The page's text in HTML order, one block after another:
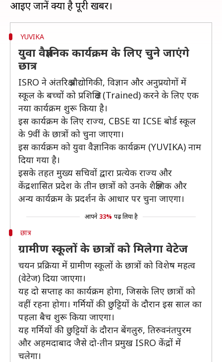
YUVIKA
युवा वैज्ञानिक कार्यक्रम के लिए चुने जाएंगे
छात्र
ISRO ने अंतरिक्ष प्रौद्योगिकी, विज्ञान और अनुप्रयोगों में
स्कूल के बच्चों को प्रशिक्षित (Trained) करने के लिए एक
नया कार्यक्रम शुरू किया है।
इस कार्यक्रम के लिए राज्य, CBSE या ICSE बोर्ड स्कूल
के 9वीं के छात्रों को चुना जाएगा।
इस कार्यक्रम को युवा वैज्ञानिक कार्यक्रम (YUVIKA) नाम
दिया गया है।
इसके तहत मुख्य सचिवों द्वारा प्रत्येक राज्य और
केंद्रशासित प्रदेश के तीन छात्रों को उनके शैक्षणिक और
अन्य कार्यक्रम के प्रदर्शन के आधार पर चुना जाएगा।
आपने 33% पढ़ लिया है
छात्र
ग्रामीण स्कूलों के छात्रों को मिलेगा वेटेज
चयन प्रक्रिया में ग्रामीण स्कूलों के छात्रों को विशेष महत्व
(वेटेज) दिया जाएगा।
यह दो सप्ताह का कार्यक्रम होगा, जिसके लिए छात्रों को
वहीं रहना होगा। गर्मियों की छुट्टियों के दौरान इस साल का
पहला बैच शुरू किया जाएगा।
यह गर्मियों की छुट्टियों के दौरान बेंगलुरु, तिरुवनंतपुरम
और अहमदाबाद जैसे दो-तीन प्रमुख ISRO केंद्रों में
चलेगा।